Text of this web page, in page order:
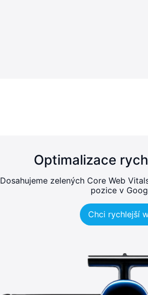
Optimalizace
Dosahujeme zelených Core Web
pozice v
Chci rychlejší